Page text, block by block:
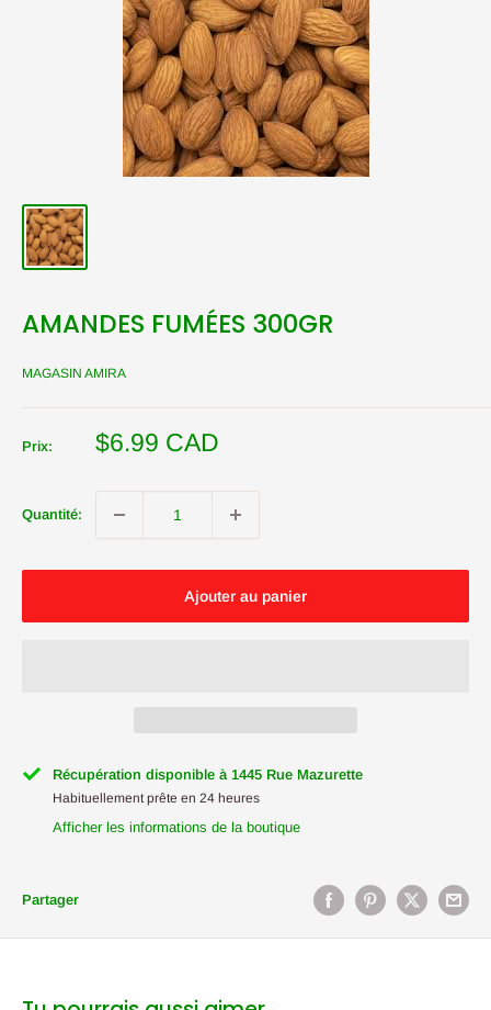
AMANDES FUMÉES 300GR
MAGASIN AMIRA
Prix:
Prix
$6.99 CAD
Quantité:
Ajouter au panier
Récupération disponible à 1445 Rue Mazurette
Habituellement prête en 24 heures
Afficher les informations de la boutique
Partager